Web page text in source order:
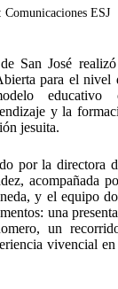
Comunicaciones ESJ
San José
para el nivel
educativo
y la
jesuita.
por la directora
acompañada
y el equipo
una
un
vivencial en